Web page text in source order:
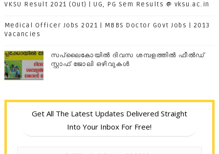
VKSU Result 2021 (Out) | UG, PG Sem Results @ vksu.ac.in
Medical Officer Jobs 2021 | MBBS Doctor Govt Jobs | 2013
Vacancies
സപ്ലൈകോയില്‍ ദിവസ ശമ്പളത്തിൽ ഫീല്‍ഡ്
സ്റ്റാഫ് ജോലി ഒഴിവുകൾ
Get All The Latest Updates Delivered Straight
Into Your Inbox For Free!